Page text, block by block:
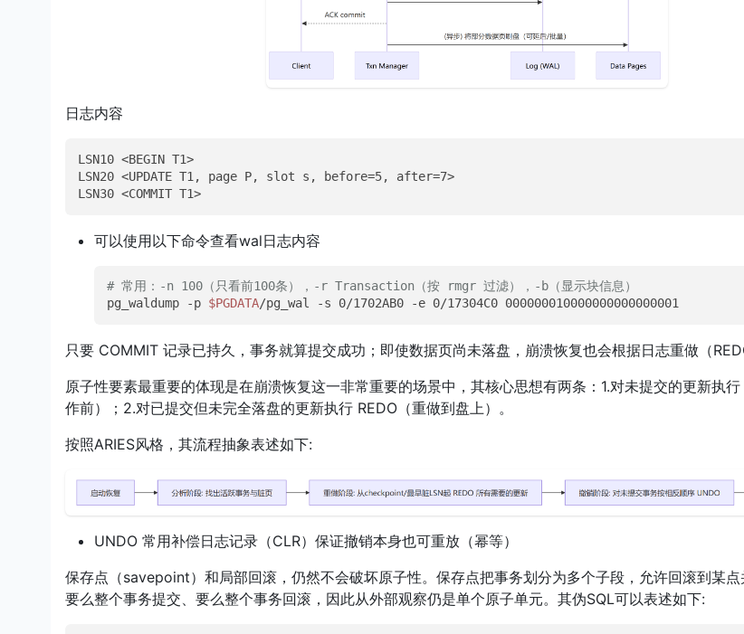
日志内容
LSN10 <BEGIN T1>
LSN20 <UPDATE T1, page P, slot s, before=5, after=7>
LSN30 <COMMIT T1>
可以使用以下命令查看wal日志内容
# 常用：-n 100（只看前100条），-r Transaction（按 rmgr 过滤），-b（显示块信息）
pg_waldump -p $PGDATA/pg_wal -s 0/1702AB0 -e 0/17304C0 000000010000000000000001
只要 COMMIT 记录已持久，事务就算提交成功；即使数据页尚未落盘，崩溃恢复也会根据日志重做（
原子性要素最重要的体现是在崩溃恢复这一非常重要的场景中，其核心思想有两条：1.对未提交的更新执
作前）；2.对已提交但未完全落盘的更新执行 REDO（重做到盘上）。
按照ARIES风格，其流程抽象表述如下:
UNDO 常用补偿日志记录（CLR）保证撤销本身也可重放（幂等）
保存点（savepoint）和局部回滚，仍然不会破坏原子性。保存点把事务划分为多个子段，允许回滚到某
要么整个事务提交、要么整个事务回滚，因此从外部观察仍是单个原子单元。其伪SQL可以表述如下: